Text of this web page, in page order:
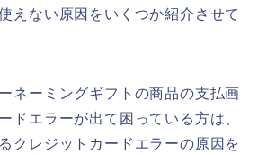
えない原因をいくつか紹介させて
ネーミングギフトの商品の支払画
ドエラーが出て困っている方は、
クレジットカードエラーの原因を